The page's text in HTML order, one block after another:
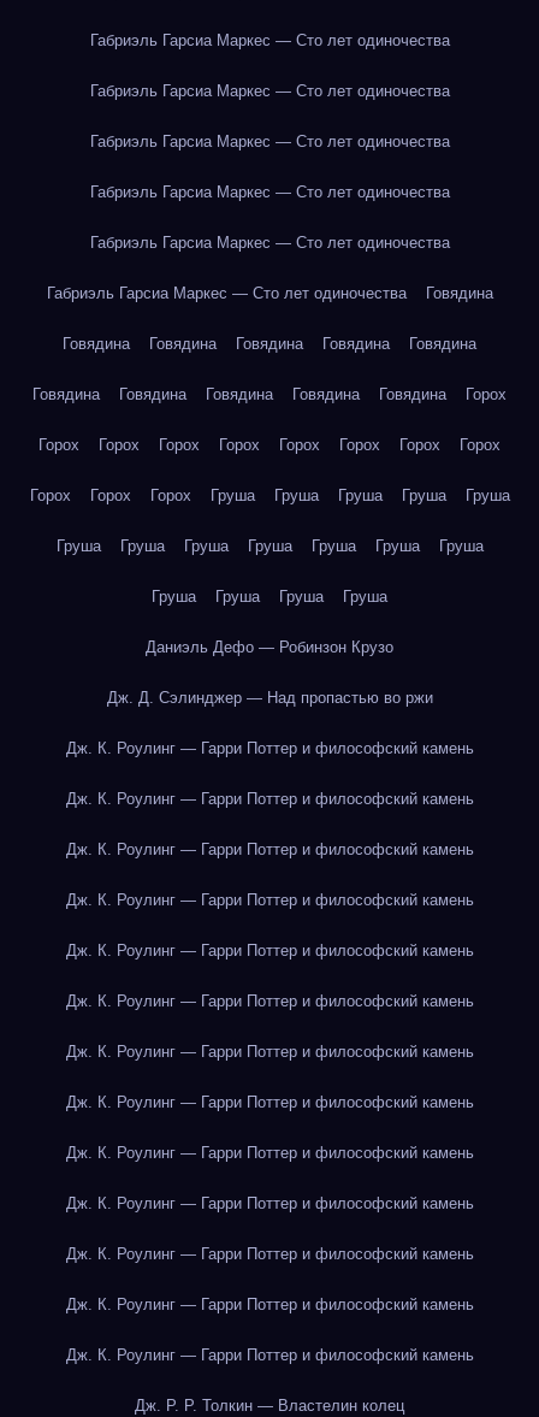
Габриэль Гарсиа Маркес — Сто лет одиночества
Габриэль Гарсиа Маркес — Сто лет одиночества
Габриэль Гарсиа Маркес — Сто лет одиночества
Габриэль Гарсиа Маркес — Сто лет одиночества
Габриэль Гарсиа Маркес — Сто лет одиночества
Габриэль Гарсиа Маркес — Сто лет одиночества Говядина
Говядина Говядина Говядина Говядина Говядина
Говядина Говядина Говядина Говядина Говядина Горох
Горох Горох Горох Горох Горох Горох Горох Горох
Горох Горох Горох Груша Груша Груша Груша Груша
Груша Груша Груша Груша Груша Груша Груша
Груша Груша Груша Груша
Даниэль Дефо — Робинзон Крузо
Дж. Д. Сэлинджер — Над пропастью во ржи
Дж. К. Роулинг — Гарри Поттер и философский камень
Дж. К. Роулинг — Гарри Поттер и философский камень
Дж. К. Роулинг — Гарри Поттер и философский камень
Дж. К. Роулинг — Гарри Поттер и философский камень
Дж. К. Роулинг — Гарри Поттер и философский камень
Дж. К. Роулинг — Гарри Поттер и философский камень
Дж. К. Роулинг — Гарри Поттер и философский камень
Дж. К. Роулинг — Гарри Поттер и философский камень
Дж. К. Роулинг — Гарри Поттер и философский камень
Дж. К. Роулинг — Гарри Поттер и философский камень
Дж. К. Роулинг — Гарри Поттер и философский камень
Дж. К. Роулинг — Гарри Поттер и философский камень
Дж. К. Роулинг — Гарри Поттер и философский камень
Дж. Р. Р. Толкин — Властелин колец